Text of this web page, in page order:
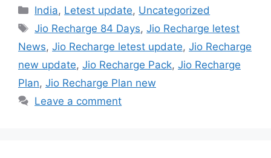
Categories
India, Letest update, Uncategorized
Tags
Jio Recharge 84 Days,Jio Recharge letest
News, Jio Recharge letest update, Jio Recharge
new update, Jio Recharge Pack, Jio Recharge
Plan, Jio Recharge Plan new
Leave a comment